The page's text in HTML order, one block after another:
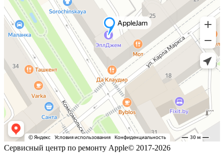
Сервисный центр по ремонту Apple© 2017-2026